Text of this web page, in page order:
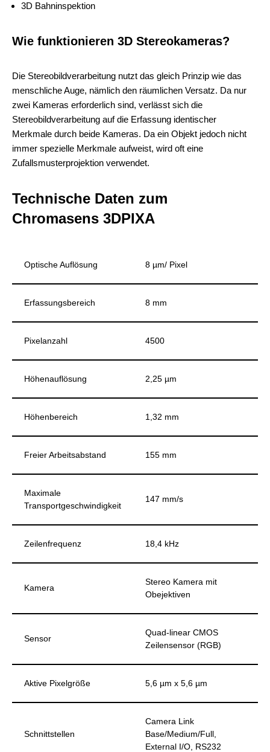
3D Bahninspektion
Wie funktionieren 3D Stereokameras?
Die Stereobildverarbeitung nutzt das gleich Prinzip wie das
menschliche Auge, nämlich den räumlichen Versatz. Da nur
zwei Kameras erforderlich sind, verlässt sich die
Stereobildverarbeitung auf die Erfassung identischer
Merkmale durch beide Kameras. Da ein Objekt jedoch nicht
immer spezielle Merkmale aufweist, wird oft eine
Zufallsmusterprojektion verwendet.
Technische Daten zum
Chromasens 3DPIXA
Optische Auflösung 8 µm/ Pixel
Erfassungsbereich 8 mm
Pixelanzahl 4500
Höhenauflösung 2,25 µm
Höhenbereich 1,32 mm
Freier Arbeitsabstand 155 mm
Maximale
Transportgeschwindigkeit
147 mm/s
Zeilenfrequenz 18,4 kHz
Kamera
Stereo Kamera mit
Obejektiven
Sensor
Quad-linear CMOS
Zeilensensor (RGB)
Aktive Pixelgröße 5,6 µm x 5,6 µm
Schnittstellen
Camera Link
Base/Medium/Full,
External I/O, RS232